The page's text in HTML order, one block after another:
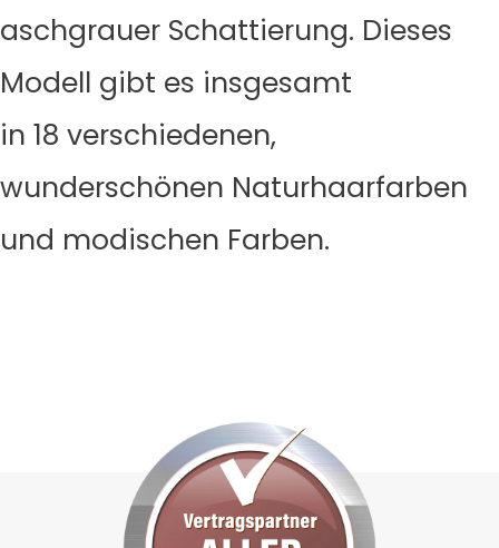
aschgrauer Schattierung. Dieses
Modell gibt es insgesamt
in 18 verschiedenen,
wunderschönen Naturhaarfarben
und modischen Farben.